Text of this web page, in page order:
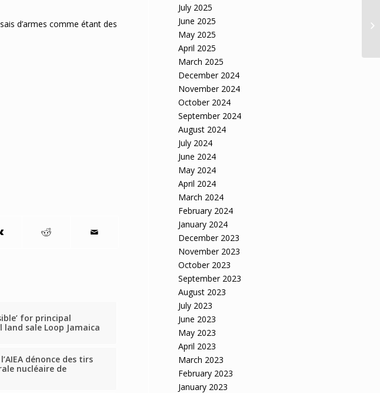
d’armes comme étant des
for principal
sale Loop Jamaica
dénonce des tirs
nucléaire de
July 2025
June 2025
May 2025
April 2025
March 2025
December 2024
November 2024
October 2024
September 2024
August 2024
July 2024
June 2024
May 2024
April 2024
March 2024
February 2024
January 2024
December 2023
November 2023
October 2023
September 2023
August 2023
July 2023
June 2023
May 2023
April 2023
March 2023
February 2023
January 2023